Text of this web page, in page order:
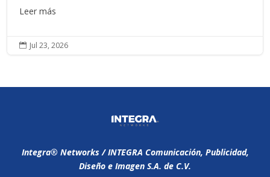
Leer más
 Jul 23, 2026
Integra®️ Networks / INTEGRA Comunicación, Publicidad,
Diseño e Imagen S.A. de C.V.